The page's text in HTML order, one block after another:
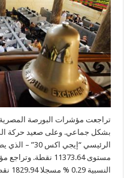
تراجعت مؤشرات البورصة المصرية،
بشكل جماعي. وعلى صعيد حركة
النسبية 0.29 % مسجلا 1829.94 نقطة. …